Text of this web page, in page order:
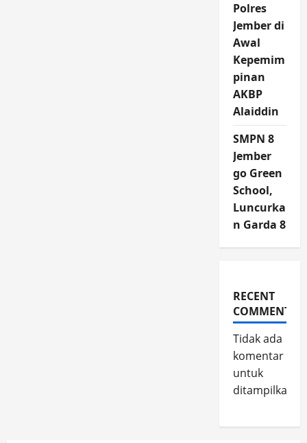
Polres
Jember di
Awal
Kepemim
pinan
AKBP
Alaiddin
SMPN 8
Jember
go Green
School,
Luncurka
n Garda 8
RECENT
COMMENTS
Tidak ada
komentar
untuk
ditampilkan.